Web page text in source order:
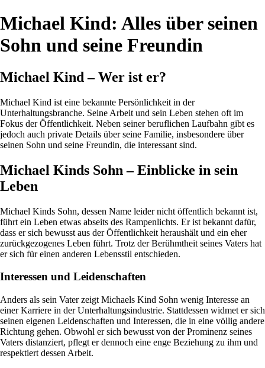
Michael Kind: Alles über seinen
Sohn und seine Freundin
Michael Kind – Wer ist er?
Michael Kind ist eine bekannte Persönlichkeit in der
Unterhaltungsbranche. Seine Arbeit und sein Leben stehen oft im
Fokus der Öffentlichkeit. Neben seiner beruflichen Laufbahn gibt es
jedoch auch private Details über seine Familie, insbesondere über
seinen Sohn und seine Freundin, die interessant sind.
Michael Kinds Sohn – Einblicke in sein
Leben
Michael Kinds Sohn, dessen Name leider nicht öffentlich bekannt ist,
führt ein Leben etwas abseits des Rampenlichts. Er ist bekannt dafür,
dass er sich bewusst aus der Öffentlichkeit heraushält und ein eher
zurückgezogenes Leben führt. Trotz der Berühmtheit seines Vaters hat
er sich für einen anderen Lebensstil entschieden.
Interessen und Leidenschaften
Anders als sein Vater zeigt Michaels Kind Sohn wenig Interesse an
einer Karriere in der Unterhaltungsindustrie. Stattdessen widmet er sich
seinen eigenen Leidenschaften und Interessen, die in eine völlig andere
Richtung gehen. Obwohl er sich bewusst von der Prominenz seines
Vaters distanziert, pflegt er dennoch eine enge Beziehung zu ihm und
respektiert dessen Arbeit.